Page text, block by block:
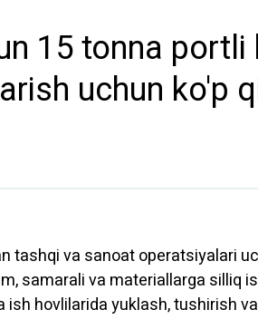
15 tonna
uchun ko'p
tashqi va sanoat operatsiyalari
samarali va materiallarga silliq
ish hovlilarida yuklash, tushirish